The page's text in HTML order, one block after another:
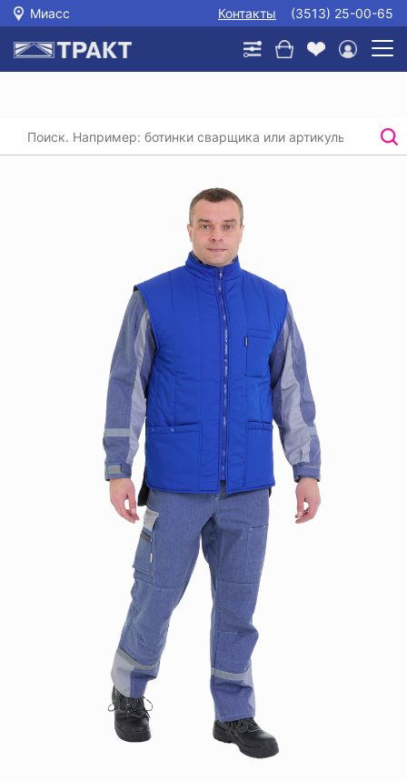
Миасс Контакты (3513) 25-00-65
Главная / /
Утепленные жилеты
Жилет утепленный